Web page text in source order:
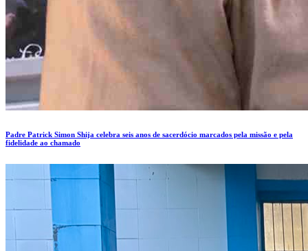
Padre Patrick Simon Shija celebra seis anos de sacerdócio marcados pela missão e pela
fidelidade ao chamado